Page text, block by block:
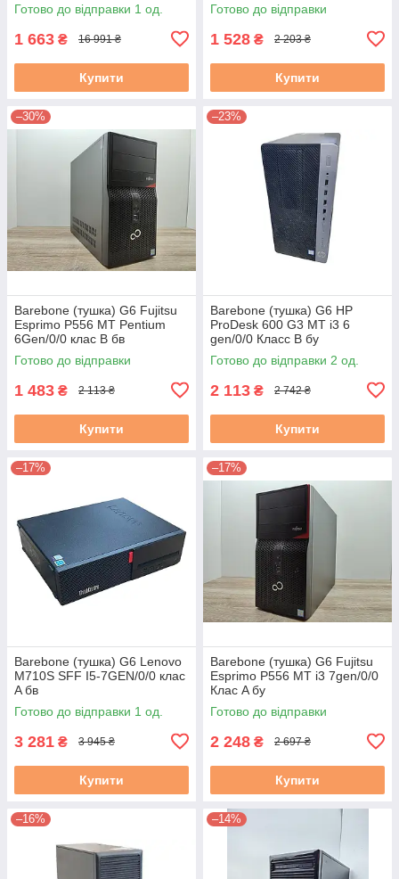
Готово до відправки 1 од.
1 663 ₴ 16 991 ₴
Купити
Готово до відправки
1 528 ₴ 2 203 ₴
Купити
–30%
Barebone (тушка) G6 Fujitsu
Esprimo P556 MT Pentium
6Gen/0/0 клас B бв
Готово до відправки
1 483 ₴ 2 113 ₴
Купити
–23%
Barebone (тушка) G6 HP
ProDesk 600 G3 MT i3 6
gen/0/0 Класс B бу
Готово до відправки 2 од.
2 113 ₴ 2 742 ₴
Купити
–17%
Barebone (тушка) G6 Lenovo
M710S SFF I5-7GEN/0/0 клас
A бв
Готово до відправки 1 од.
3 281 ₴ 3 945 ₴
Купити
–17%
Barebone (тушка) G6 Fujitsu
Esprimo P556 MT i3 7gen/0/0
Клас A бу
Готово до відправки
2 248 ₴ 2 697 ₴
Купити
–16% –14%